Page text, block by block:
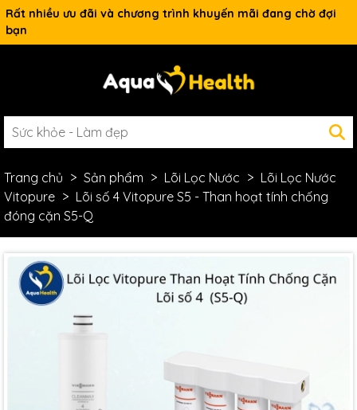
Rất nhiều ưu đãi và chương trình khuyến mãi đang chờ đợi
bạn
Trang chủ Sản phẩm Lõi Lọc Nước
Lõi Lọc Nước
Vitopure
Lõi số 4 Vitopure S5 - Than hoạt tính chống
đóng cặn S5-Q